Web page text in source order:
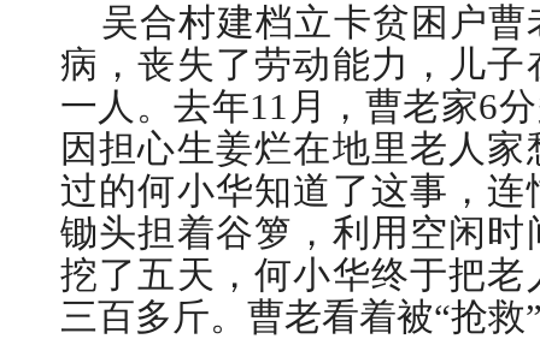
吴合村建档立卡贫困户
病，丧失了劳动能力，儿
一人。去年11月，曹老家6
因担心生姜烂在地里老人
过的何小华知道了这事，
锄头担着谷箩，利用空闲
挖了五天，何小华终于把
三百多斤。曹老看着被“抢